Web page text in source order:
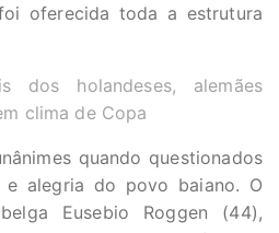
oferecida toda a estrutura
dos holandeses, alemães
clima de Copa
quando questionados
e alegria do povo baiano. O
Eusebio Roggen (44),